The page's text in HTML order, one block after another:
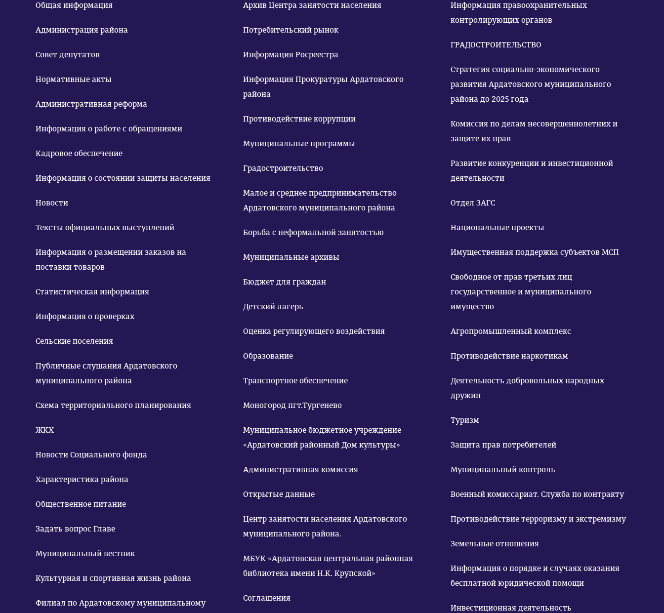
Общая информация
Администрация района
Совет депутатов
Нормативные акты
Административная реформа
Информация о работе с обращениями
Кадровое обеспечение
Информация о состоянии защиты населения
Новости
Тексты официальных выступлений
Информация о размещении заказов на
поставки товаров
Статистическая информация
Информация о проверках
Сельские поселения
Публичные слушания Ардатовского
муниципального района
Схема территориального планирования
ЖКХ
Новости Социального фонда
Характеристика района
Общественное питание
Задать вопрос Главе
Муниципальный вестник
Культурная и спортивная жизнь района
Филиал по Ардатовскому муниципальному
Архив Центра занятости населения
Потребительский рынок
Информация Росреестра
Информация Прокуратуры Ардатовского
района
Противодействие коррупции
Муниципальные программы
Градостроительство
Малое и среднее предпринимательство
Ардатовского муниципального района
Борьба с неформальной занятостью
Муниципальные архивы
Бюджет для граждан
Детский лагерь
Оценка регулирующего воздействия
Образование
Транспортное обеспечение
Моногород пгт.Тургенево
Муниципальное бюджетное учреждение
«Ардатовский районный Дом культуры»
Административная комиссия
Открытые данные
Центр занятости населения Ардатовского
муниципального района.
МБУК «Ардатовская центральная районная
библиотека имени Н.К. Крупской»
Соглашения
Информация правоохранительных
контролирующих органов
ГРАДОСТРОИТЕЛЬСТВО
Стратегия социально-экономического
развития Ардатовского муниципального
района до 2025 года
Комиссия по делам несовершеннолетних и
защите их прав
Развитие конкуренции и инвестиционной
деятельности
Отдел ЗАГС
Национальные проекты
Имущественная поддержка субъектов МСП
Свободное от прав третьих лиц
государственное и муниципального
имущество
Агропромышленный комплекс
Противодействие наркотикам
Деятельность добровольных народных
дружин
Туризм
Защита прав потребителей
Муниципальный контроль
Военный комиссариат. Служба по контракту
Противодействие терроризму и экстремизму
Земельные отношения
Информация о порядке и случаях оказания
бесплатной юридической помощи
Инвестиционная деятельность